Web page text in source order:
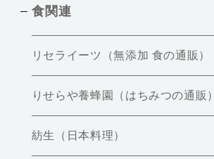
食関連
リセライーツ（無添加 食の通販）
りせらや養蜂園（はちみつの通販）
紡生（日本料理）